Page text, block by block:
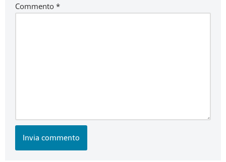
Commento *